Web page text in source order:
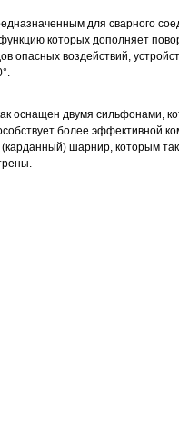
для сварного
которых дополняет
воздействий,
оснащен двумя сильфонами,
более эффективной
шарнир, которым